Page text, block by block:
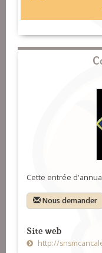
Cette entrée
Nous demander
Site web
http://